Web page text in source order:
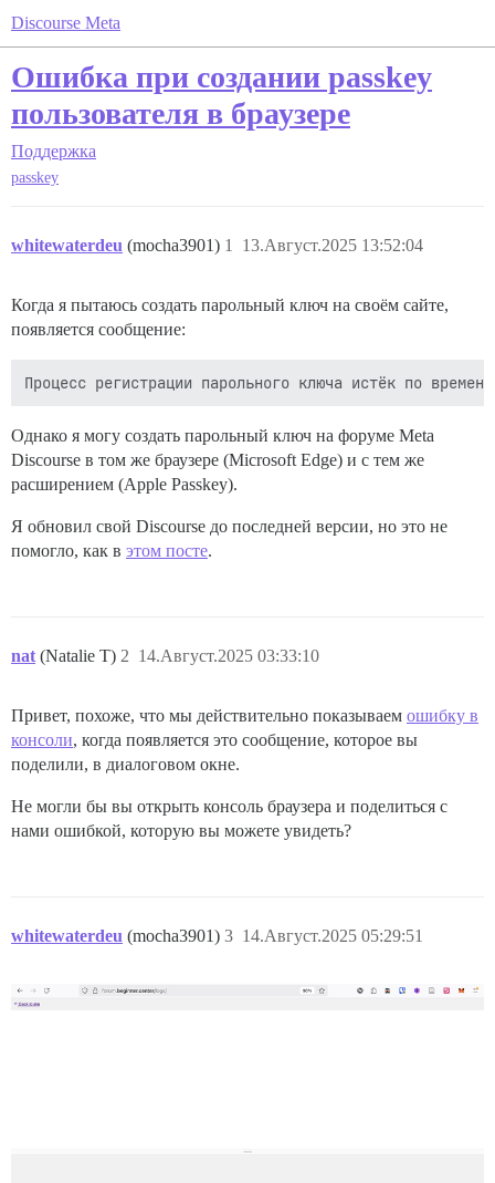
Discourse Meta
Ошибка при создании passkey
пользователя в браузере
Поддержка
passkey
whitewaterdeu (mocha3901) 13.Август.2025 13:52:04
1
Когда я пытаюсь создать парольный ключ на своём сайте,
появляется сообщение:
Однако я могу создать парольный ключ на форуме Meta
Discourse в том же браузере (Microsoft Edge) и с тем же
расширением (Apple Passkey).
Я обновил свой Discourse до последней версии, но это не
помогло, как в этом посте.
nat (Natalie T) 14.Август.2025 03:33:10
2
Привет, похоже, что мы действительно показываем ошибку в
консоли, когда появляется это сообщение, которое вы
поделили, в диалоговом окне.
Не могли бы вы открыть консоль браузера и поделиться с
нами ошибкой, которую вы можете увидеть?
whitewaterdeu (mocha3901) 14.Август.2025 05:29:51
3